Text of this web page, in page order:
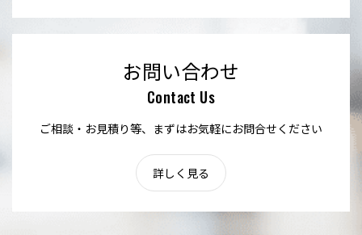
お問い合わせ
Contact Us
ご相談・お見積り等、まずはお気軽にお問合せください
詳しく見る